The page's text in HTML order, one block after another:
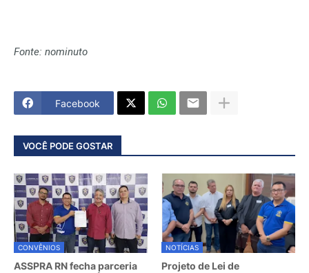
Fonte: nominuto
Facebook
VOCÊ PODE GOSTAR
CONVÊNIOS
ASSPRA RN fecha parceria
NOTÍCIAS
Projeto de Lei de